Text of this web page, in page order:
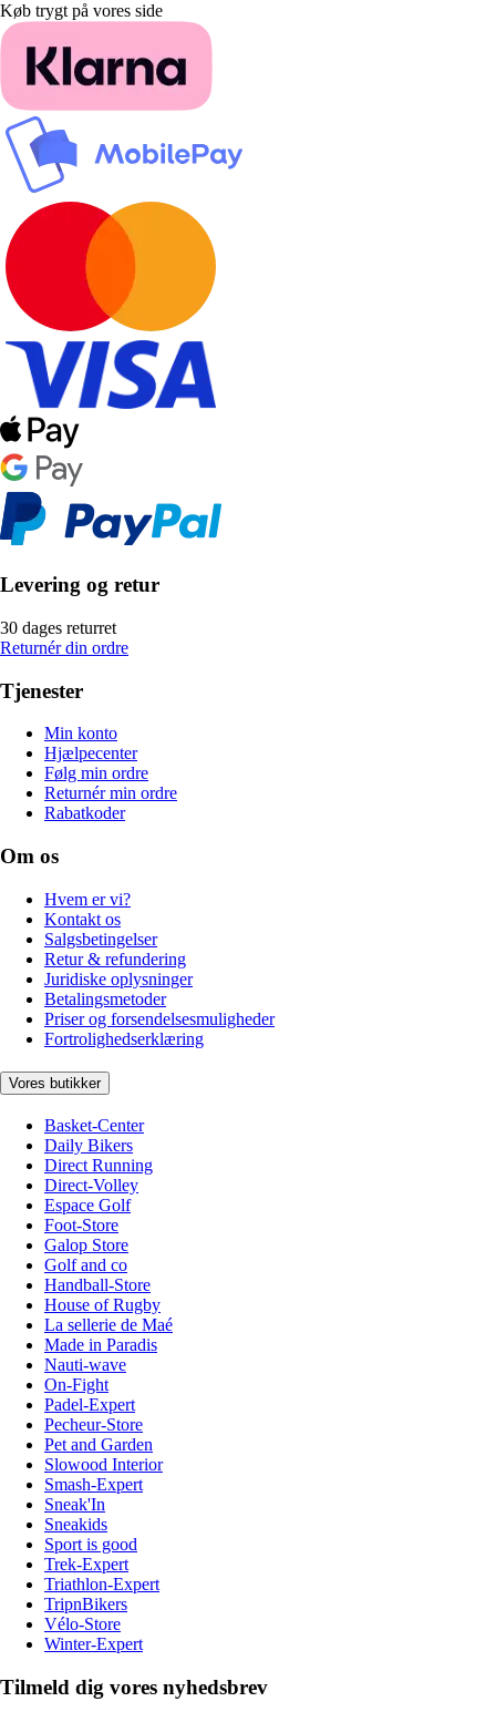
Køb trygt på vores side
Levering og retur
30 dages returret
Returnér din ordre
Tjenester
Min konto
Hjælpecenter
Følg min ordre
Returnér min ordre
Rabatkoder
Om os
Hvem er vi?
Kontakt os
Salgsbetingelser
Retur & refundering
Juridiske oplysninger
Betalingsmetoder
Priser og forsendelsesmuligheder
Fortrolighedserklæring
Vores butikker
Basket-Center
Daily Bikers
Direct Running
Direct-Volley
Espace Golf
Foot-Store
Galop Store
Golf and co
Handball-Store
House of Rugby
La sellerie de Maé
Made in Paradis
Nauti-wave
On-Fight
Padel-Expert
Pecheur-Store
Pet and Garden
Slowood Interior
Smash-Expert
Sneak'In
Sneakids
Sport is good
Trek-Expert
Triathlon-Expert
TripnBikers
Vélo-Store
Winter-Expert
Tilmeld dig vores nyhedsbrev